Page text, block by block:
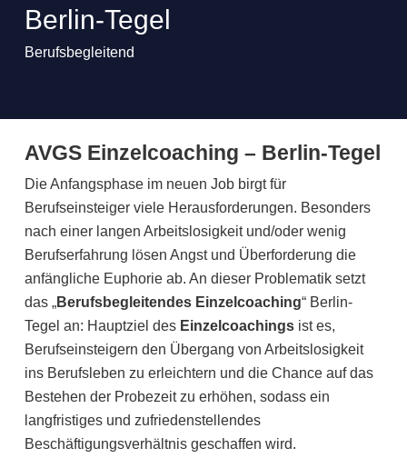
Berlin-Tegel
Berufsbegleitend
AVGS Einzelcoaching – Berlin-Tegel
Die Anfangsphase im neuen Job birgt für
Berufseinsteiger viele Herausforderungen. Besonders
nach einer langen Arbeitslosigkeit und/oder wenig
Berufserfahrung lösen Angst und Überforderung die
anfängliche Euphorie ab. An dieser Problematik setzt
das „Berufsbegleitendes Einzelcoaching“ Berlin-
Tegel an: Hauptziel des Einzelcoachingsist es,
Berufseinsteigern den Übergang von Arbeitslosigkeit
ins Berufsleben zu erleichtern und die Chance auf das
Bestehen der Probezeit zu erhöhen, sodass ein
langfristiges und zufriedenstellendes
Beschäftigungsverhältnis geschaffen wird.